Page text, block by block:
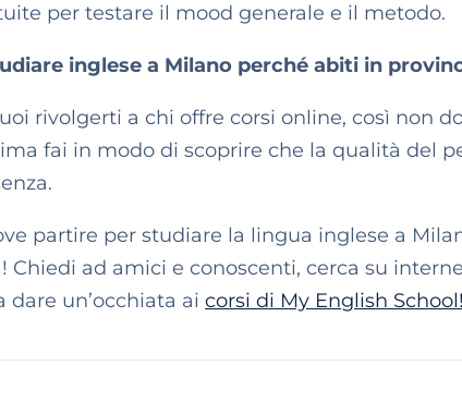
per testare il mood generale e il metodo.
inglese a Milano perché abiti in
rivolgerti a chi offre corsi online, così non
fai in modo di scoprire che la qualità del
partire per studiare la lingua inglese a
Chiedi ad amici e conoscenti, cerca su
dare un’occhiata ai corsi di My English School!